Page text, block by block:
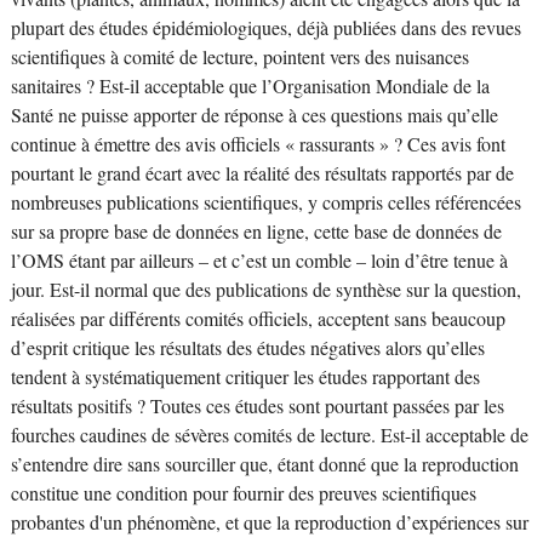
plupart des études épidémiologiques, déjà publiées dans des revues
scientifiques à comité de lecture, pointent vers des nuisances
sanitaires ? Est-il acceptable que l’Organisation Mondiale de la
Santé ne puisse apporter de réponse à ces questions mais qu’elle
continue à émettre des avis officiels « rassurants » ? Ces avis font
pourtant le grand écart avec la réalité des résultats rapportés par de
nombreuses publications scientifiques, y compris celles référencées
sur sa propre base de données en ligne, cette base de données de
l’OMS étant par ailleurs – et c’est un comble – loin d’être tenue à
jour. Est-il normal que des publications de synthèse sur la question,
réalisées par différents comités officiels, acceptent sans beaucoup
d’esprit critique les résultats des études négatives alors qu’elles
tendent à systématiquement critiquer les études rapportant des
résultats positifs ? Toutes ces études sont pourtant passées par les
fourches caudines de sévères comités de lecture. Est-il acceptable de
s’entendre dire sans sourciller que, étant donné que la reproduction
constitue une condition pour fournir des preuves scientifiques
probantes d'un phénomène, et que la reproduction d’expériences sur